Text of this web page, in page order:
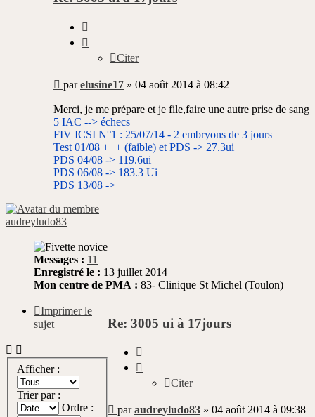
Citer
Message
non
lu
parelusine17 » 04 août 2014 à 08:42
Merci, je me prépare et je file,faire une autre prise de sang
5 IAC --> échecs
FIV ICSI N°1 : 25/07/14 - 2 embryons de 3 jours
Test 01/08 +++ (faible) et PDS -> 27.3ui
PDS 04/08 -> 119.6ui
PDS 06/08 -> 183.3 Ui
PDS 13/08 ->
audreyludo83
Messages : 11
Enregistré le : 13 juillet 2014
Mon centre de PMA : 83- Clinique St Michel (Toulon)
Re: 3005 ui à 17jours
Citer
Message
paraudreyludo83 » 04 août 2014 à 09:38
Imprimer le
sujet
Afficher :
Trier par :
Ordre :